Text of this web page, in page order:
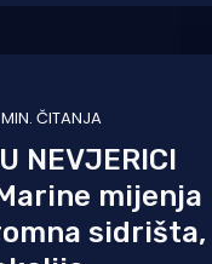
MIN. ČITANJA
NEVJERICI
mijenja
sidrišta,